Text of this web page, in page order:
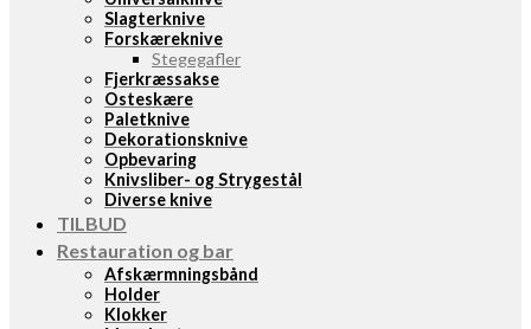
Slagterknive
Forskæreknive
Stegegafler
Fjerkræssakse
Osteskære
Paletknive
Dekorationsknive
Opbevaring
Knivsliber- og Strygestål
Diverse knive
TILBUD
Restauration og bar
Afskærmningsbånd
Holder
Klokker